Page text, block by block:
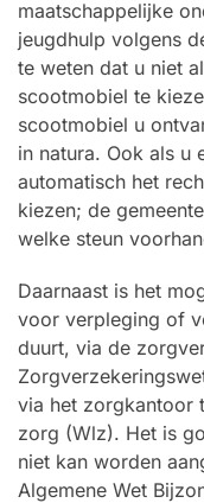
maatschappelijke
jeugdhulp volgens
te weten dat u niet
scootmobiel te
scootmobiel u
in natura. Ook als u
automatisch het
kiezen; de
welke steun
Daarnaast is het
voor verpleging of
duurt, via de
via het zorgkantoor
zorg (Wlz). Het is
niet kan worden
Algemene Wet